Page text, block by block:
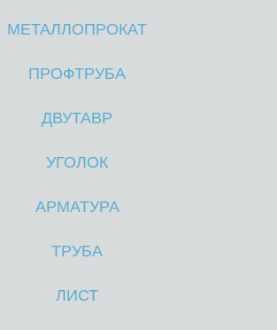
МЕТАЛЛОПРОКАТ
ПРОФТРУБА
ДВУТАВР
УГОЛОК
АРМАТУРА
ТРУБА
ЛИСТ
М
М